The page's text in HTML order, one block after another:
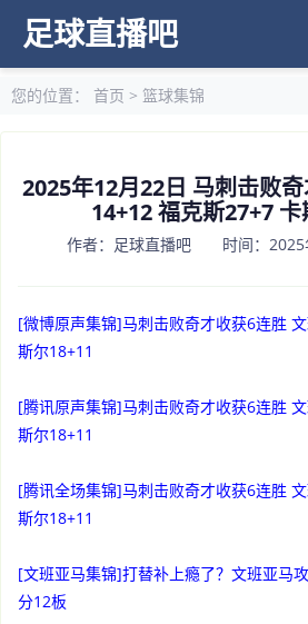
足球直播吧
您的位置： 首页 > 篮球集锦
2025年12月22日 马刺击败
14+12 福克斯27+7
作者：足球直播吧 时间：2025
[微博原声集锦]马刺击败奇才收获6连胜
斯尔18+11
[腾讯原声集锦]马刺击败奇才收获6连胜
斯尔18+11
[腾讯全场集锦]马刺击败奇才收获6连胜
斯尔18+11
[文班亚马集锦]打替补上瘾了？文班亚马
分12板